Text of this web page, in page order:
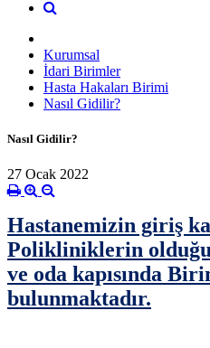
Kurumsal
İdari Birimler
Hasta Hakaları Birimi
Nasıl Gidilir?
Nasıl Gidilir?
27 Ocak 2022
Hastanemizin giriş
Polikliniklerin
ve oda kapısında
bulunmaktadır.